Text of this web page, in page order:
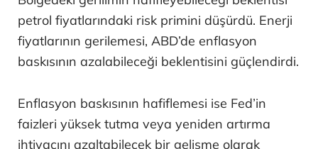
petrol fiyatlarındaki risk primini düşürdü. Enerji
fiyatlarının gerilemesi, ABD’de enflasyon
baskısının azalabileceği beklentisini güçlendirdi.
Enflasyon baskısının hafiflemesi ise Fed’in
faizleri yüksek tutma veya yeniden artırma
ihtiyacını azaltabilecek bir gelişme olarak